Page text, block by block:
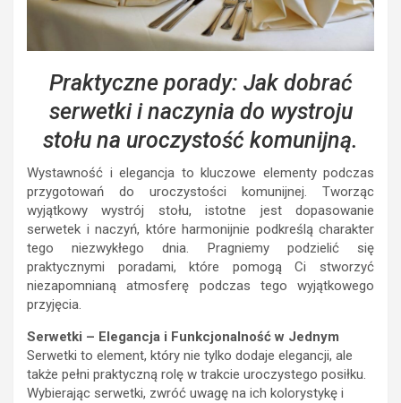
Praktyczne porady: Jak dobrać
serwetki i naczynia do wystroju
stołu na uroczystość komunijną.
Wystawność i elegancja to kluczowe elementy podczas
przygotowań do uroczystości komunijnej. Tworząc
wyjątkowy wystrój stołu, istotne jest dopasowanie
serwetek i naczyń, które harmonijnie podkreślą charakter
tego niezwykłego dnia. Pragniemy podzielić się
praktycznymi poradami, które pomogą Ci stworzyć
niezapomnianą atmosferę podczas tego wyjątkowego
przyjęcia.
Serwetki – Elegancja i Funkcjonalność w Jednym
Serwetki to element, który nie tylko dodaje elegancji, ale
także pełni praktyczną rolę w trakcie uroczystego posiłku.
Wybierając serwetki, zwróć uwagę na ich kolorystykę i